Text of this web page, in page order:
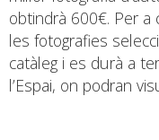
obtindrà 600€. Per
les fotografies
catàleg i es durà a
l’Espai, on podran